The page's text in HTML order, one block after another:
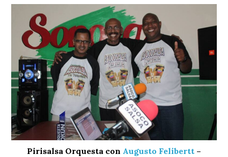
Pirisalsa Orquesta con Augusto Felibertt –